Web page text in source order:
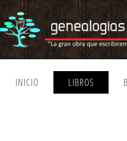
INICIO LIBROS